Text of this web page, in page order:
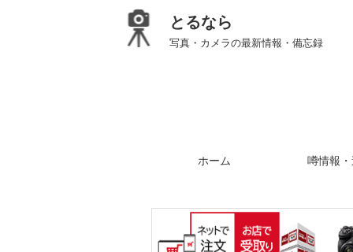
とるなら
写真・カメラの最新情報・備忘録
ホーム 噂情報